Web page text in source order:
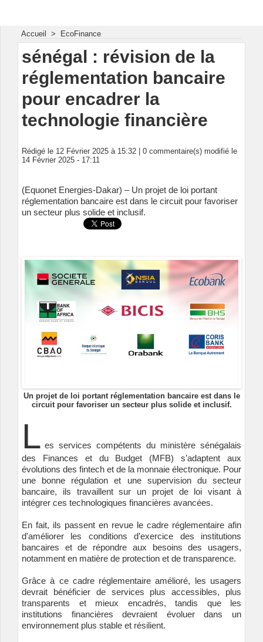
Accueil > EcoFinance
sénégal : révision de la
réglementation bancaire
pour encadrer la
technologie financière
Rédigé le 12 Février 2025 à 15:32 | 0 commentaire(s) modifié le
14 Février 2025 - 17:11
(Equonet Energies-Dakar) – Un projet de loi portant
réglementation bancaire est dans le circuit pour favoriser
un secteur plus solide et inclusif.
Un projet de loi portant réglementation bancaire est dans le
circuit pour favoriser un secteur plus solide et inclusif.
L es services compétents du ministère sénégalais
des Finances et du Budget (MFB) s’adaptent aux
évolutions des fintech et de la monnaie électronique. Pour
une bonne régulation et une supervision du secteur
bancaire, ils travaillent sur un projet de loi visant à
intégrer ces technologiques financières avancées.
En fait, ils passent en revue le cadre réglementaire afin
d'améliorer les conditions d’exercice des institutions
bancaires et de répondre aux besoins des usagers,
notamment en matière de protection et de transparence.
Grâce à ce cadre réglementaire amélioré, les usagers
devrait bénéficier de services plus accessibles, plus
transparents et mieux encadrés, tandis que les
institutions financières devraient évoluer dans un
environnement plus stable et résilient.